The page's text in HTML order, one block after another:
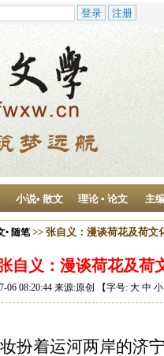
小说• 散文 理论 ▪ 论文 主
• 随笔>> 张自义：漫谈荷花及荷文
自义：漫谈荷花及荷
06 08:20:44 来源:原创 【字号: 大 中 小
扮着运河两岸的济